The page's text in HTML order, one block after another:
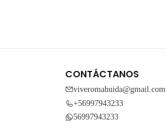
CONTÁCTANOS
viveromahuida@gmail.com
+56997943233
56997943233